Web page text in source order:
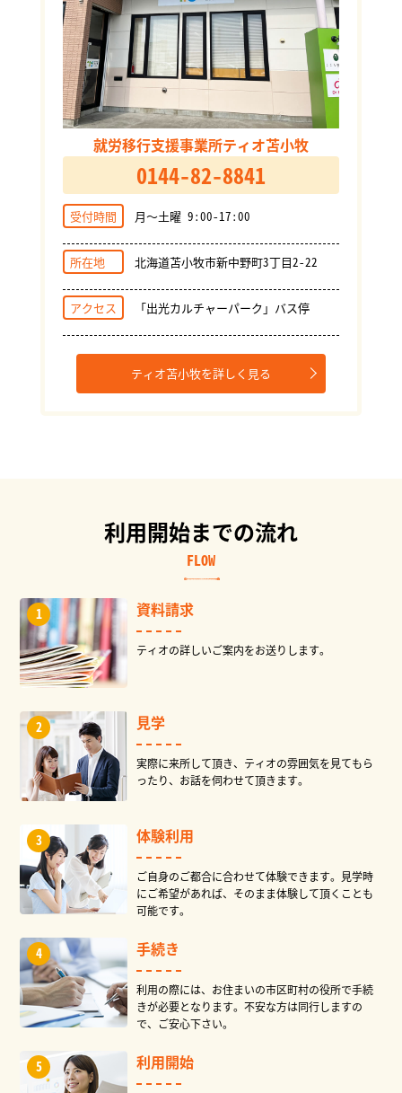
就労移行支援事業所ティオ苫小牧
0144-82-8841
受付時間 月～土曜 9:00-17:00
所在地 北海道苫小牧市新中野町3丁目2-22
アクセス 「出光カルチャーパーク」バス停
ティオ苫小牧を詳しく見る
利用開始までの流れ
FLOW
資料請求
ティオの詳しいご案内をお送りします。
見学
実際に来所して頂き、ティオの雰囲気を見てもら
ったり、お話を伺わせて頂きます。
体験利用
ご自身のご都合に合わせて体験できます。見学時
にご希望があれば、そのまま体験して頂くことも
可能です。
手続き
利用の際には、お住まいの市区町村の役所で手続
きが必要となります。不安な方は同行しますの
で、ご安心下さい。
利用開始